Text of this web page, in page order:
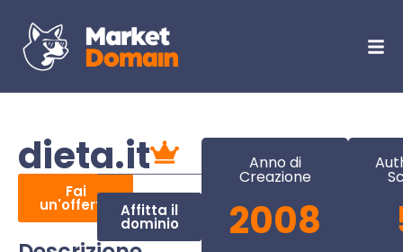
dieta.it
Fai
un'offerta Affitta il
dominio
Anno di
Creazione
2008